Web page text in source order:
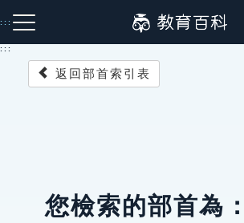
到
主
:::
:::
返回部首索引表
您檢索的部首為：